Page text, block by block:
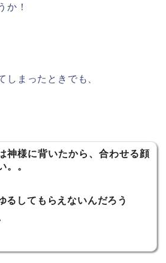
か！
しまったときでも、
神様に背いたから、合わせる顔
。。
るしてもらえないんだろう